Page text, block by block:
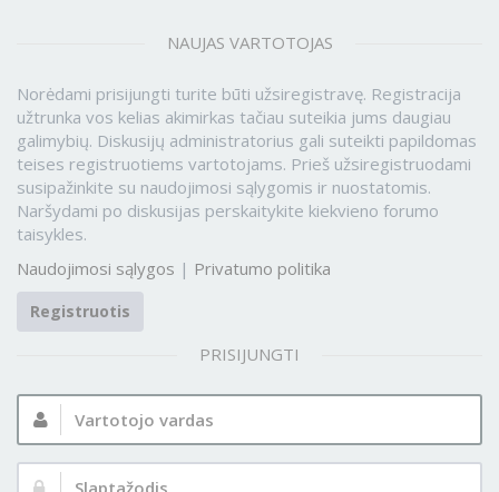
NAUJAS VARTOTOJAS
Norėdami prisijungti turite būti užsiregistravę. Registracija
užtrunka vos kelias akimirkas tačiau suteikia jums daugiau
galimybių. Diskusijų administratorius gali suteikti papildomas
teises registruotiems vartotojams. Prieš užsiregistruodami
susipažinkite su naudojimosi sąlygomis ir nuostatomis.
Naršydami po diskusijas perskaitykite kiekvieno forumo
taisykles.
Naudojimosi sąlygos | Privatumo politika
Registruotis
PRISIJUNGTI
Vartotojo
vardas:
Slaptažodis: